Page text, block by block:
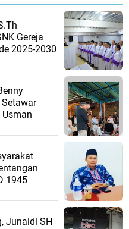
Gereja
2025-2030
1945
Junaidi SH